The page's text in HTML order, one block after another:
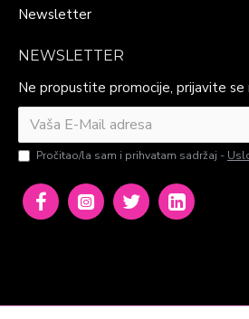
Newsletter
NEWSLETTER
Ne propustite promocije, prijavite
Pročitao/la sam i prihvatam sadržaj -